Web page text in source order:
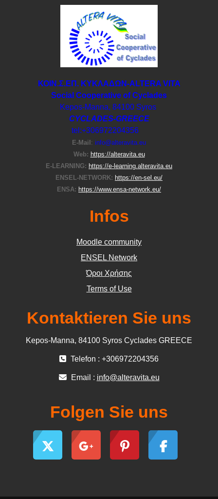
ΚΟΙΝ.Σ.ΕΠ. ΚΥΚΛΑΔΩΝ-ΑLTERA VITA
Social Cooperative of Cyclades
Kepos-Manna, 84100 Syros
CYCLADES-GREECE
tel:+306972204356
E-Μail: info@alteravita.eu
Web: https://alteravita.eu
E-LEARNING: https://e-learning.alteravita.eu
ENSEL-NETWORK: https://en-sel.eu/
ENSA: https://www.ensa-network.eu/
Infos
Moodle community
ΕΝSEL Network
Όροι Χρήσης
Terms of Use
Kontaktieren Sie uns
Kepos-Manna, 84100 Syros Cyclades GREECE
Telefon : +306972204356
Email : info@alteravita.eu
Folgen Sie uns